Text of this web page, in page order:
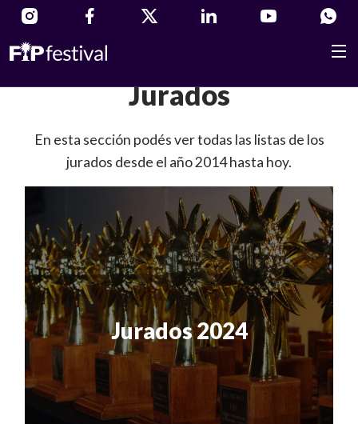
Jurados
En esta sección podés ver todas las listas de los
jurados desde el año 2014 hasta hoy.
Jurados 2024